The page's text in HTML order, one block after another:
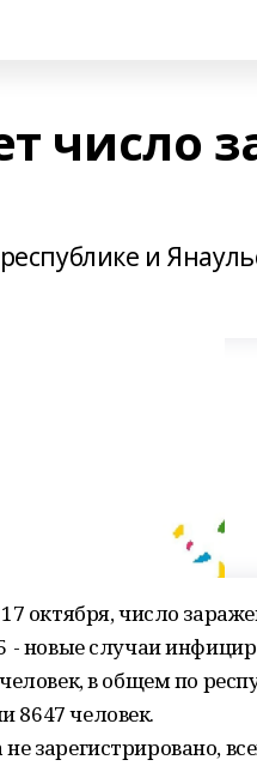
число
и
октября, число
- новые случаи
в общем по
8647 человек.
зарегистрировано,